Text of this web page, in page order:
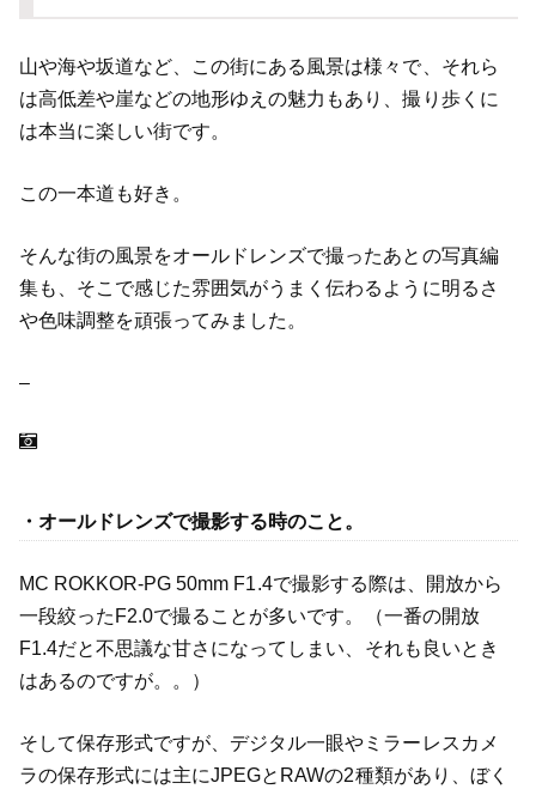
山や海や坂道など、この街にある風景は様々で、それら
は高低差や崖などの地形ゆえの魅力もあり、撮り歩くに
は本当に楽しい街です。
この一本道も好き。
そんな街の風景をオールドレンズで撮ったあとの写真編
集も、そこで感じた雰囲気がうまく伝わるように明るさ
や色味調整を頑張ってみました。
–
・オールドレンズで撮影する時のこと。
MC ROKKOR-PG 50mm F1.4で撮影する際は、開放から
一段絞ったF2.0で撮ることが多いです。（一番の開放
F1.4だと不思議な甘さになってしまい、それも良いとき
はあるのですが。。）
そして保存形式ですが、デジタル一眼やミラーレスカメ
ラの保存形式には主にJPEGとRAWの2種類があり、ぼく